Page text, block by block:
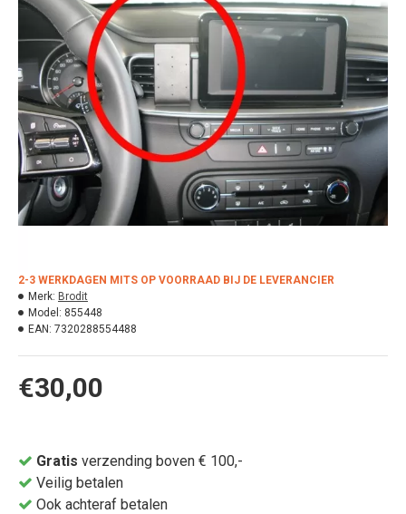
€30,00
2-3 WERKDAGEN MITS OP VOORRAAD BIJ DE LEVERANCIER
Merk: Brodit
Model: 855448
EAN: 7320288554488
Gratis verzending boven € 100,-
Veilig betalen
Ook achteraf betalen